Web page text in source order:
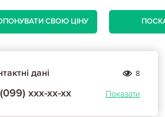
СВОЮ ЦІНУ
дані 8
(099) ххх-хх-хх Показати